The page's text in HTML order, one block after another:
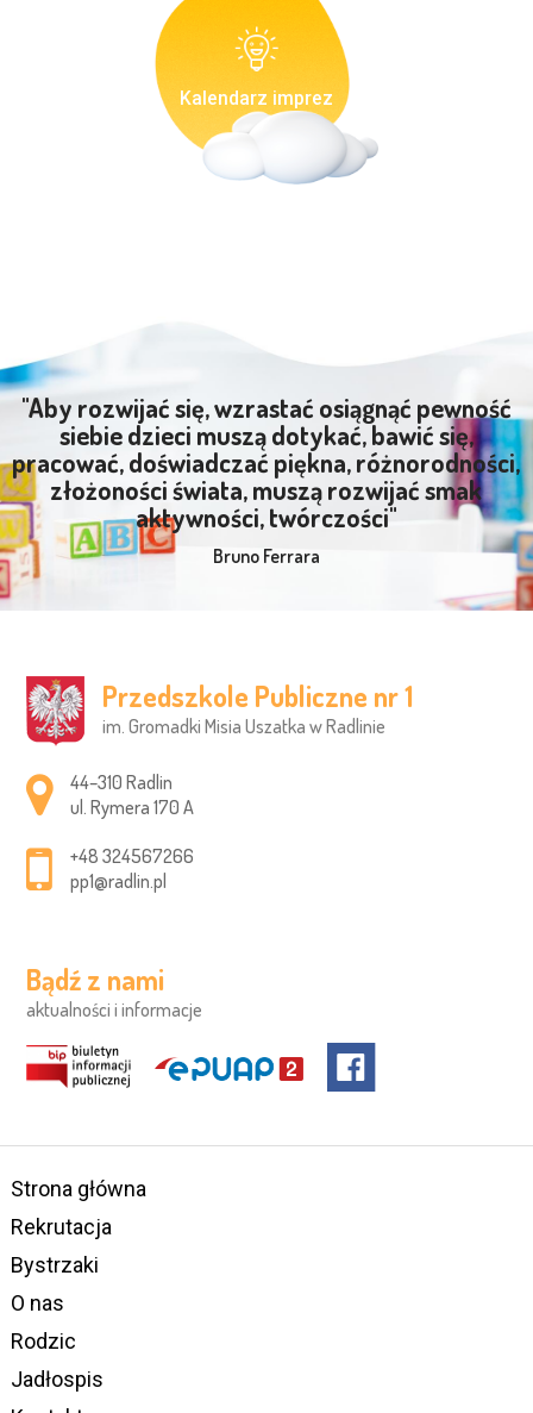
Kalendarz imprez
"Aby rozwijać się, wzrastać osiągnąć pewność
siebie dzieci muszą dotykać, bawić się,
pracować, doświadczać piękna, różnorodności,
złożoności świata, muszą rozwijać smak
aktywności, twórczości"
Bruno Ferrara
Przedszkole Publiczne nr 1
im. Gromadki Misia Uszatka w Radlinie
Adres pocztowy:
44–310 Radlin
ul. Rymera 170 A
+48 324567266
pp1@radlin.pl
Bądź z nami
aktualności i informacje
Strona główna
Rekrutacja
Bystrzaki
O nas
Rodzic
Jadłospis